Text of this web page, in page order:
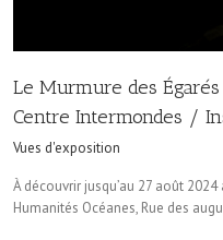
Le Murmure des
Centre Intermondes /
Vues d'exposition
À découvrir jusqu’au 27 août 2024
Humanités Océanes, Rue des